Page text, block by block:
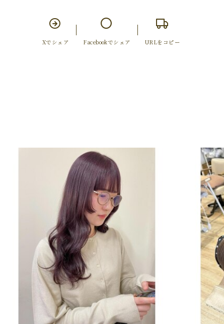
Xでシェア Facebookでシェア URLをコピー